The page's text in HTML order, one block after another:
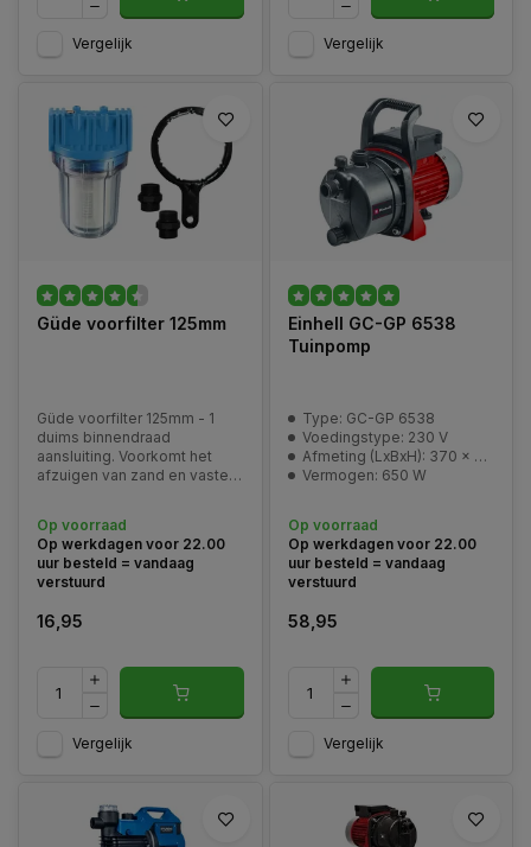
Vergelijk Vergelijk
Güde voorfilter 125mm
Güde voorfilter 125mm - 1
duims binnendraad
aansluiting. Voorkomt het
afzuigen van zand en vaste
tuinpompen.
Op voorraad
Op werkdagen voor 22.00
uur besteld = vandaag
verstuurd
16,95
Vergelijk
Einhell GC-GP 6538
Tuinpomp
Type: GC-GP 6538
Voedingstype: 230 V
Afmeting (LxBxH): 370 x 285 x 165 mm
Vermogen: 650 W
Op voorraad
Op werkdagen voor 22.00
uur besteld = vandaag
verstuurd
58,95
Vergelijk